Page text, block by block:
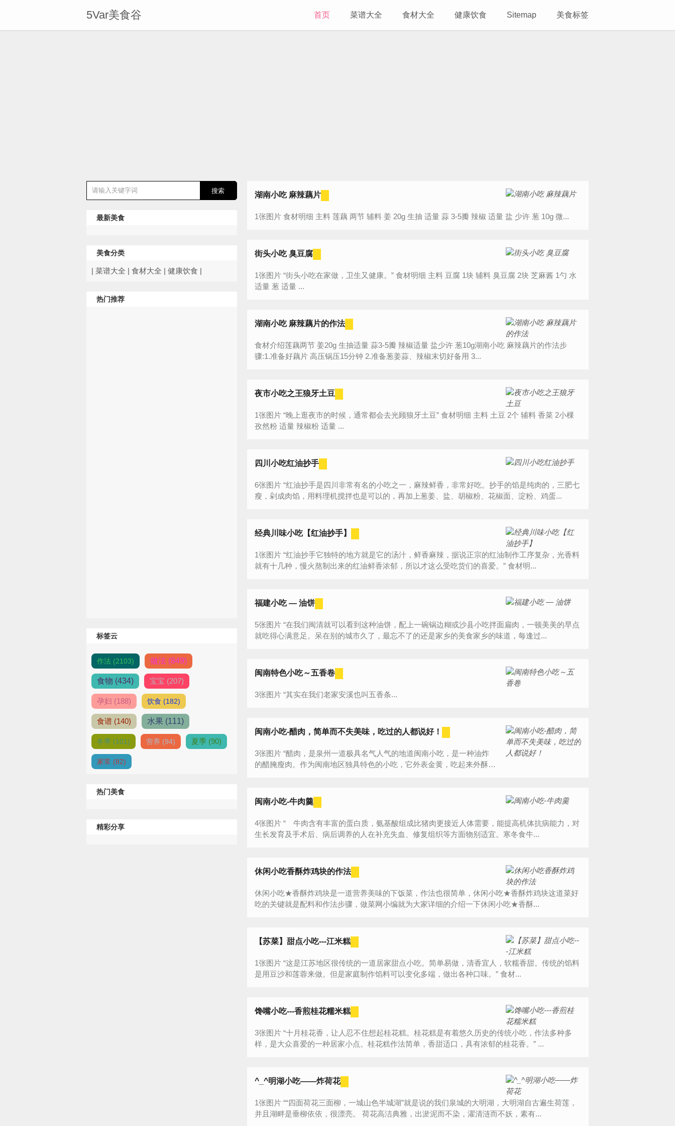
5Var美食谷 首页 菜谱大全 食材大全 健康饮食 Sitemap 美食标签
最新美食
美食分类
| 菜谱大全 | 食材大全 | 健康饮食 |
热门推荐
标签云
作法 (2103) 做法 (849)
食物 (434) 宝宝 (207)
孕妇 (188) 饮食 (182)
食谱 (140) 水果 (111)
冬季 (101) 营养 (94) 夏季 (90)
家常 (82)
热门美食
精彩分享
湖南小吃 麻辣藕片
1张图片 食材明细 主料 莲藕 两节 辅料 姜 20g 生抽 适量 蒜 3-5瓣 辣椒 适量 盐 少许 葱 10g 微...
街头小吃 臭豆腐
1张图片 “街头小吃在家做，卫生又健康。” 食材明细 主料 豆腐 1块 辅料 臭豆腐 2块 芝麻酱 1勺 水
适量 葱 适量 ...
湖南小吃 麻辣藕片的作法
食材介绍莲藕两节 姜20g 生抽适量 蒜3-5瓣 辣椒适量 盐少许 葱10g湖南小吃 麻辣藕片的作法步
骤:1.准备好藕片 高压锅压15分钟 2.准备葱姜蒜、辣椒末切好备用 3...
夜市小吃之王狼牙土豆
1张图片 “晚上逛夜市的时候，通常都会去光顾狼牙土豆” 食材明细 主料 土豆 2个 辅料 香菜 2小棵
孜然粉 适量 辣椒粉 适量 ...
四川小吃红油抄手
6张图片 “红油抄手是四川非常有名的小吃之一，麻辣鲜香，非常好吃。抄手的馅是纯肉的，三肥七
瘦，剁成肉馅，用料理机搅拌也是可以的，再加上葱姜、盐、胡椒粉、花椒面、淀粉、鸡蛋...
经典川味小吃【红油抄手】
1张图片 “红油抄手它独特的地方就是它的汤汁，鲜香麻辣，据说正宗的红油制作工序复杂，光香料
就有十几种，慢火熬制出来的红油鲜香浓郁，所以才这么受吃货们的喜爱。” 食材明...
福建小吃 — 油饼
5张图片 “在我们闽清就可以看到这种油饼，配上一碗锅边糊或沙县小吃拌面扁肉，一顿美美的早点
就吃得心满意足。呆在别的城市久了，最忘不了的还是家乡的美食家乡的味道，每逢过...
闽南特色小吃～五香卷
3张图片 “其实在我们老家安溪也叫五香条...
闽南小吃-醋肉，简单而不失美味，吃过的人都说好！
3张图片 “醋肉，是泉州一道极具名气人气的地道闽南小吃，是一种油炸
的醋腌瘦肉。作为闽南地区独具特色的小吃，它外表金黄，吃起来外酥里
闽南小吃-牛肉羹
4张图片 “ 牛肉含有丰富的蛋白质，氨基酸组成比猪肉更接近人体需要，能提高机体抗病能力，对
生长发育及手术后、病后调养的人在补充失血、修复组织等方面物别适宜。寒冬食牛...
休闲小吃香酥炸鸡块的作法
休闲小吃★香酥炸鸡块是一道营养美味的下饭菜，作法也很简单，休闲小吃★香酥炸鸡块这道菜好
吃的关键就是配料和作法步骤，做菜网小编就为大家详细的介绍一下休闲小吃★香酥...
【苏菜】甜点小吃---江米糕
1张图片 “这是江苏地区很传统的一道居家甜点小吃。简单易做，清香宜人，软糯香甜。传统的馅料
是用豆沙和莲蓉来做。但是家庭制作馅料可以变化多端，做出各种口味。” 食材...
馋嘴小吃---香煎桂花糯米糕
3张图片 “十月桂花香，让人忍不住想起桂花糕。桂花糕是有着悠久历史的传统小吃，作法多种多
样，是大众喜爱的一种居家小点。桂花糕作法简单，香甜适口，具有浓郁的桂花香。” ...
^_^明湖小吃——炸荷花
1张图片 ““四面荷花三面柳，一城山色半城湖”就是说的我们泉城的大明湖，大明湖自古遍生荷莲，
并且湖畔是垂柳依依，很漂亮。 荷花高洁典雅，出淤泥而不染，濯清涟而不妖，素有...